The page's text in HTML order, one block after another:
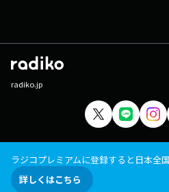
radiko.jp
ラジコプレミアムに登録すると日本全
詳しくはこちら